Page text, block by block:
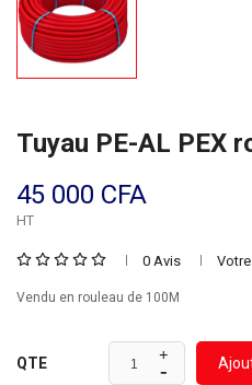
Tuyau PE-AL PEX
45 000 CFA
HT
0 Avis
Vendu en rouleau de 100M
QTE